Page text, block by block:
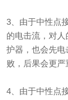
3、由于中性点
的电击流，对
护器，也会先
败，后果会更严
4、由于中性点